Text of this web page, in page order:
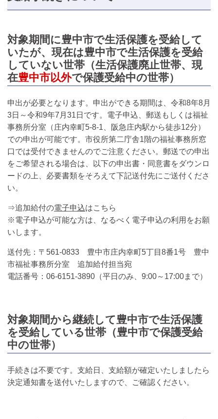
対象期間に豊中市で生活保護を受給して
いたが、現在は豊中市で生活保護を受給
していない世帯（生活保護廃止世帯、現
在豊中市以外で保護受給中の世帯）
申出が必要となります。申出ができる期間は、令和8年8月
3日～令和9年7月31日です。電子申込、郵送もしくは福祉
事務所分室（庄内幸町5‐8‐1、阪急庄内駅から徒歩12分）
での申出が可能です。市役所第二庁舎1階の福祉事務所窓
口では受付できませんのでご注意ください。郵送での申出
をご希望される場合は、以下の申出書・同意書をダウンロ
ードの上、必要書類をそろえて下記送付先にご送付くださ
い。
⇒追加給付の電子申込はこちら
※電子申込が可能な方は、なるべく電子申込の利用をお願
いします。
送付先：〒561-0833 豊中市庄内幸町5丁目8番1号 豊中
市福祉事務所分室 追加給付担当宛
電話番号：06-6151-3890（平日のみ、9:00～17:00まで）
対象期間から継続して豊中市で生活保護
を受給している世帯（豊中市で保護受給
中の世帯）
手続きは不要です。支給日、支給額が確定いたしましたら
決定通知書を送付いたしますので、ご確認ください。